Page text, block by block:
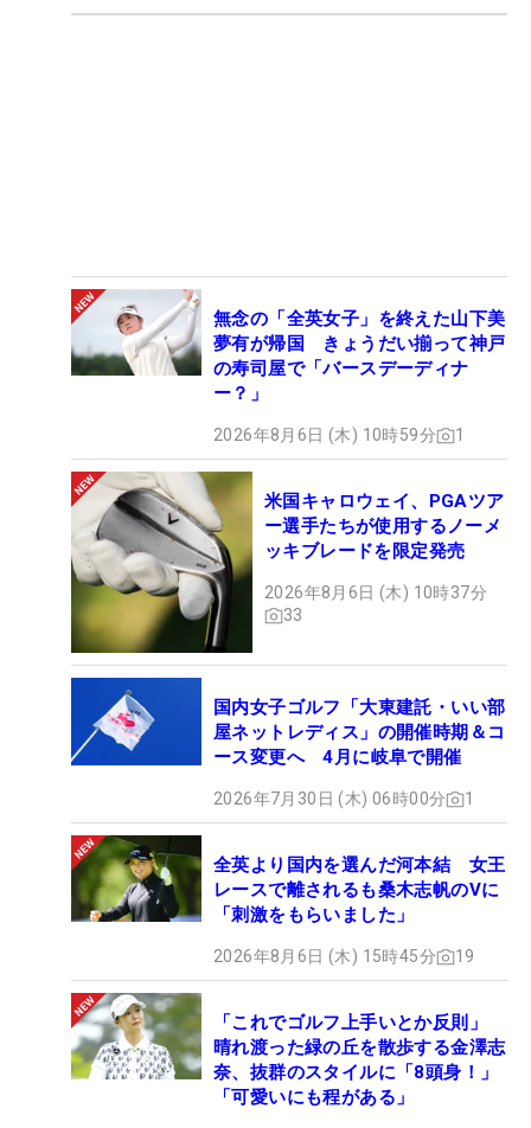
無念の「全英女子」を終えた山下美
夢有が帰国 きょうだい揃って神戸
の寿司屋で「バースデーディナ
ー？」
2026年8月6日 (木) 10時59分 1
米国キャロウェイ、PGAツア
ー選手たちが使用するノーメ
ッキブレードを限定発売
2026年8月6日 (木) 10時37分
33
国内女子ゴルフ「大東建託・いい部
屋ネットレディス」の開催時期＆コ
ース変更へ 4月に岐阜で開催
2026年7月30日 (木) 06時00分 1
全英より国内を選んだ河本結 女王
レースで離されるも桑木志帆のVに
「刺激をもらいました」
2026年8月6日 (木) 15時45分 19
「これでゴルフ上手いとか反則」
晴れ渡った緑の丘を散歩する金澤志
奈、抜群のスタイルに「8頭身！」
「可愛いにも程がある」